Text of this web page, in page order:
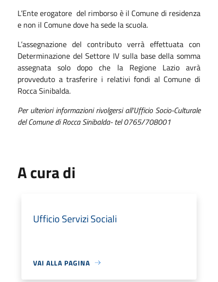
L’Ente erogatore del rimborso è il Comune di residenza
e non il Comune dove ha sede la scuola.
L’assegnazione del contributo verrà effettuata con
Determinazione del Settore IV sulla base della somma
assegnata solo dopo che la Regione Lazio avrà
provveduto a trasferire i relativi fondi al Comune di
Rocca Sinibalda.
Per ulteriori informazioni rivolgersi all’Ufficio Socio-Culturale
del Comune di Rocca Sinibalda- tel 0765/708001
A cura di
Ufficio Servizi Sociali
VAI ALLA PAGINA